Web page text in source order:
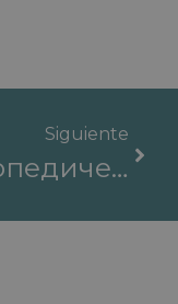
Siguiente
Ортопедическая Хирургия В Испании: Эндопротезирование Тазобедренного И Коленного Суставов В Барселоне.